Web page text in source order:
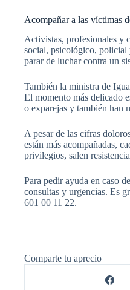
Acompañar a las víctimas
Activistas, profesionales y
social, psicológico, policial
parar de luchar contra un
También la ministra de
El momento más delicado
o exparejas y también han
A pesar de las cifras
están más acompañadas,
privilegios, salen
Para pedir ayuda en caso
consultas y urgencias. Es
601 00 11 22.
Comparte tu aprecio